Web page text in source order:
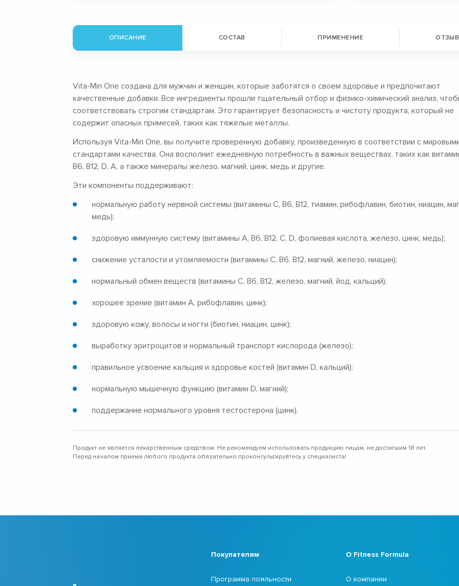
ОПИСАНИЕ СОСТАВ ПРИМЕНЕНИЕ
Vita-Min One создана для мужчин и женщин, которые заботятся о своем здоровье и предпочитают
качественные добавки. Все ингредиенты прошли тщательный отбор и физико-химический анализ,
соответствовать строгим стандартам. Это гарантирует безопасность и чистоту продукта, который не
содержит опасных примесей, таких как тяжелые металлы.
Используя Vita-Min One, вы получите проверенную добавку, произведенную в соответствии с
стандартами качества. Она восполнит ежедневную потребность в важных веществах, таких как
B6, B12, D, A, а также минералы железо, магний, цинк, медь и другие.
Эти компоненты поддерживают:
нормальную работу нервной системы (витамины C, B6, B12, тиамин, рибофлавин, биотин, ниацин,
медь);
здоровую иммунную систему (витамины A, B6, B12, C, D, фолиевая кислота, железо, цинк, медь);
снижение усталости и утомляемости (витамины C, B6, B12, магний, железо, ниацин);
нормальный обмен веществ (витамины C, B6, B12, железо, магний, йод, кальций);
хорошее зрение (витамин A, рибофлавин, цинк);
здоровую кожу, волосы и ногти (биотин, ниацин, цинк);
выработку эритроцитов и нормальный транспорт кислорода (железо);
правильное усвоение кальция и здоровье костей (витамин D, кальций);
нормальную мышечную функцию (витамин D, магний);
поддержание нормального уровня тестостерона (цинк).
Продукт не является лекарственным средством. Не рекомендуем использовать продукцию лицам, не достигшим 18 лет.
Перед началом приема любого продукта обязательно проконсультируйтесь у специалиста!
Покупателям
Программа лояльности
О Fitness Formula
О компании